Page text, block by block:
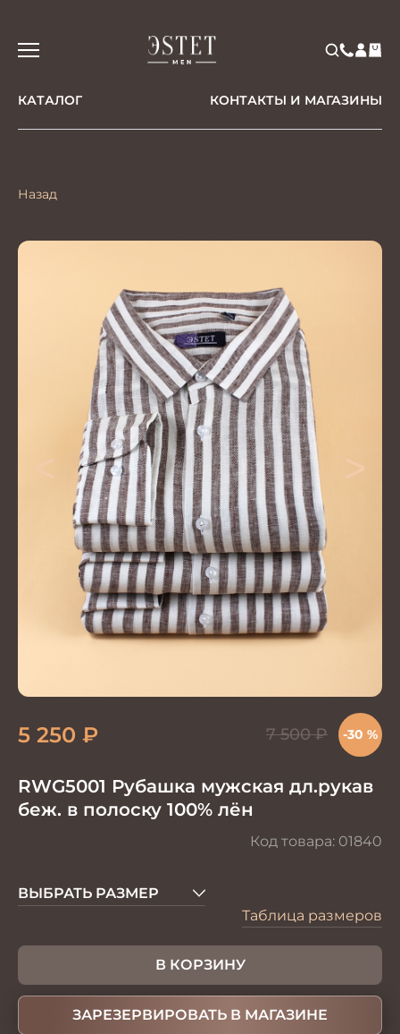
КАТАЛОГ КОНТАКТЫ И МАГАЗИНЫ
Назад
>
RWG5001 Рубашка мужская дл.рукав
беж. в полоску 100% лён
Код товара: 01840
5 250 ₽ 7 500₽ -30 %
ВЫБРАТЬ РАЗМЕР
Таблица размеров
В КОРЗИНУ
ЗАРЕЗЕРВИРОВАТЬ В МАГАЗИНЕ